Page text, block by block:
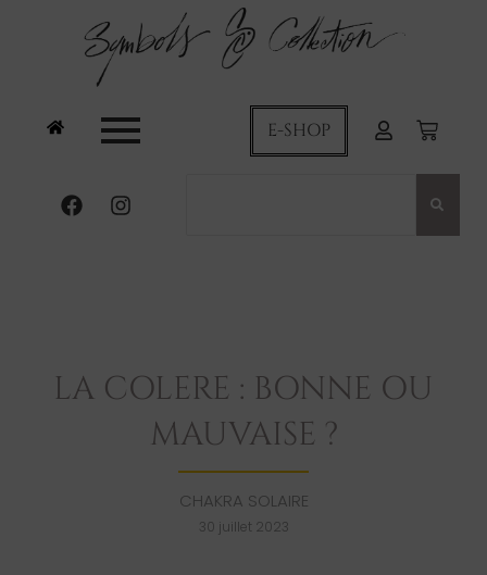
E-SHOP
LA COLERE : BONNE OU
MAUVAISE ?
CHAKRA SOLAIRE
30 juillet 2023